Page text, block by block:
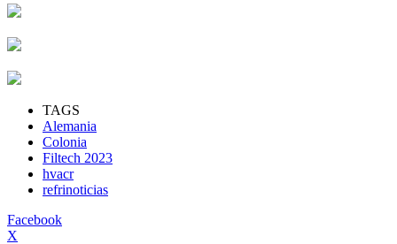
TAGS
Alemania
Colonia
Filtech 2023
hvacr
refrinoticias
Facebook
X